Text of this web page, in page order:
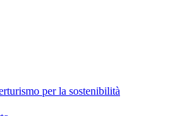
per la sostenibilità